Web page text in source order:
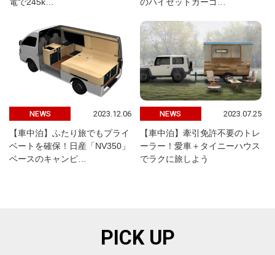
電で245k…
のハイゼットカーゴ…
NEWS 2023.12.06
【車中泊】ふたり旅でもプライ
ベートを確保！日産「NV350」
ベースのキャンピ…
NEWS 2023.07.25
【車中泊】牽引免許不要のトレ
ーラー！愛車＋タイニーハウス
でラクに旅しよう
PICK UP